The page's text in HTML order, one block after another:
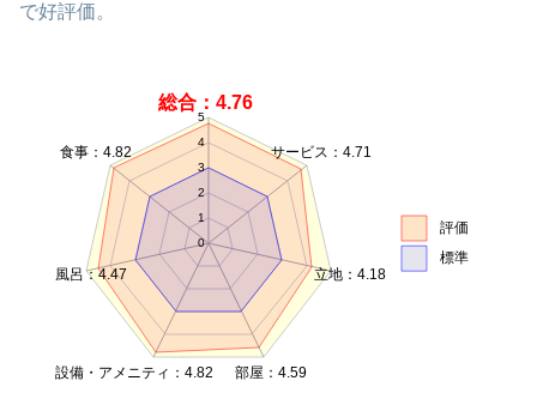
で好評価。
0
1
2
3
4
5
総合：4.76
サービス：4.71
立地：4.18
部屋：4.59
設備・アメニティ：4.82
風呂：4.47
食事：4.82
評価
標準